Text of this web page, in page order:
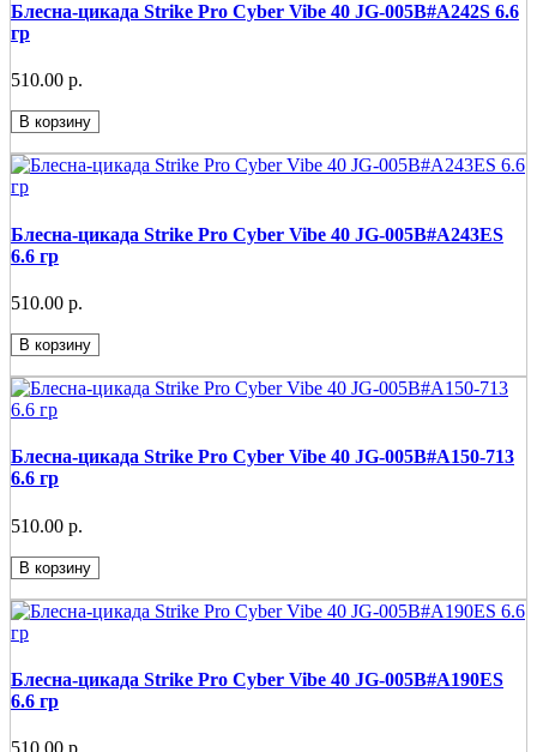
Блесна-цикада Strike Pro Cyber Vibe 40 JG-005B#A242S 6.6
гр
510.00 р.
В корзину
Блесна-цикада Strike Pro Cyber Vibe 40 JG-005B#A243ES
6.6 гр
510.00 р.
В корзину
Блесна-цикада Strike Pro Cyber Vibe 40 JG-005B#A150-713
6.6 гр
510.00 р.
В корзину
Блесна-цикада Strike Pro Cyber Vibe 40 JG-005B#A190ES
6.6 гр
510.00 р.